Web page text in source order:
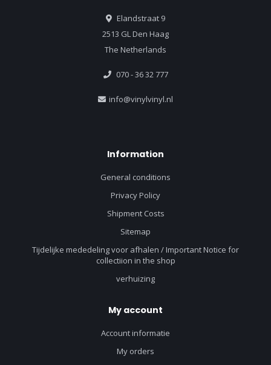
Elandstraat 9
2513 GL Den Haag
The Netherlands
070 - 36 32 777
info@vinylvinyl.nl
Information
General conditions
Privacy Policy
Shipment Costs
Sitemap
Tijdelijke mededeling voor afhalen / Important Notice for
collectiion in the shop
verhuizing
My account
Account informatie
My orders